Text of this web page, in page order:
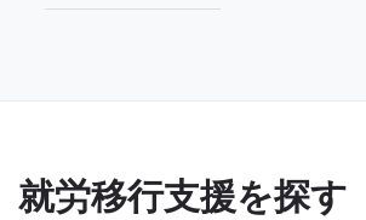
就労移行支援を探す